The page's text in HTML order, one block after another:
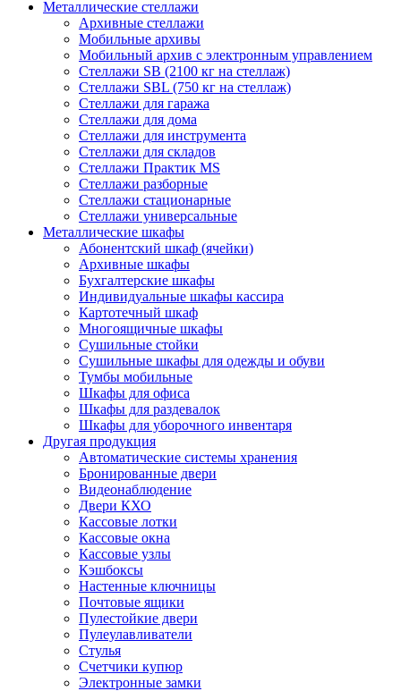
Металлические стеллажи
Архивные стеллажи
Мобильные архивы
Мобильный архив с электронным управлением
Стеллажи SB (2100 кг на стеллаж)
Стеллажи SBL (750 кг на стеллаж)
Стеллажи для гаража
Стеллажи для дома
Стеллажи для инструмента
Стеллажи для складов
Стеллажи Практик MS
Стеллажи разборные
Стеллажи стационарные
Стеллажи универсальные
Металлические шкафы
Абонентский шкаф (ячейки)
Архивные шкафы
Бухгалтерские шкафы
Индивидуальные шкафы кассира
Картотечный шкаф
Многоящичные шкафы
Сушильные стойки
Сушильные шкафы для одежды и обуви
Тумбы мобильные
Шкафы для офиса
Шкафы для раздевалок
Шкафы для уборочного инвентаря
Другая продукция
Автоматические системы хранения
Бронированные двери
Видеонаблюдение
Двери КХО
Кассовые лотки
Кассовые окна
Кассовые узлы
Кэшбоксы
Настенные ключницы
Почтовые ящики
Пулестойкие двери
Пулеулавливатели
Стулья
Счетчики купюр
Электронные замки